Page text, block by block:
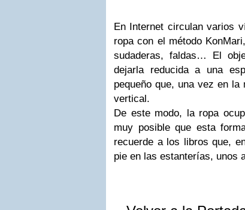
En Internet circulan varios
ropa con el método
sudaderas, faldas… El
dejarla reducida a una
pequeño que, una vez en la
vertical.
De este modo, la ropa
muy posible que esta
recuerde a los libros que,
pie en las estanterías, unos